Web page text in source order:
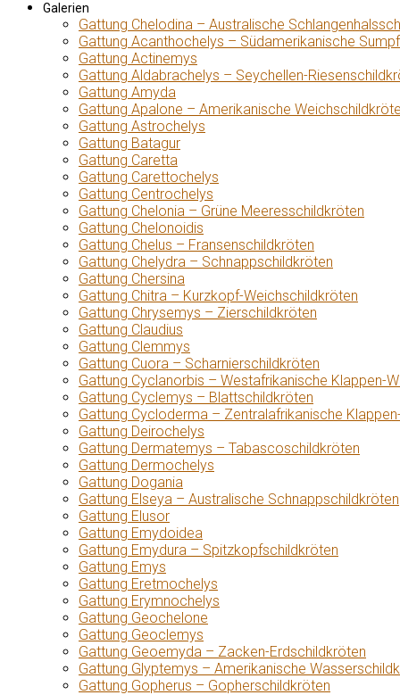
Galerien
Gattung Chelodina – Australische
Gattung Acanthochelys – Südamerikanische
Gattung Actinemys
Gattung Aldabrachelys – Seychellen-
Gattung Amyda
Gattung Apalone – Amerikanische
Gattung Astrochelys
Gattung Batagur
Gattung Caretta
Gattung Carettochelys
Gattung Centrochelys
Gattung Chelonia – Grüne Meeresschildkröten
Gattung Chelonoidis
Gattung Chelus – Fransenschildkröten
Gattung Chelydra – Schnappschildkröten
Gattung Chersina
Gattung Chitra – Kurzkopf-Weichschildkröten
Gattung Chrysemys – Zierschildkröten
Gattung Claudius
Gattung Clemmys
Gattung Cuora – Scharnierschildkröten
Gattung Cyclanorbis – Westafrikanische Klappen-
Gattung Cyclemys – Blattschildkröten
Gattung Cycloderma – Zentralafrikanische
Gattung Deirochelys
Gattung Dermatemys – Tabascoschildkröten
Gattung Dermochelys
Gattung Dogania
Gattung Elseya – Australische Schnappschildkröten
Gattung Elusor
Gattung Emydoidea
Gattung Emydura – Spitzkopfschildkröten
Gattung Emys
Gattung Eretmochelys
Gattung Erymnochelys
Gattung Geochelone
Gattung Geoclemys
Gattung Geoemyda – Zacken-Erdschildkröten
Gattung Glyptemys – Amerikanische
Gattung Gopherus – Gopherschildkröten